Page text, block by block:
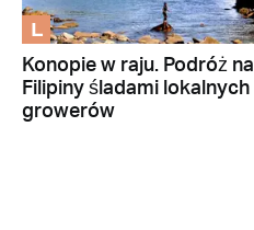
L
Konopie w raju. Podróż na
Filipiny śladami lokalnych
growerów